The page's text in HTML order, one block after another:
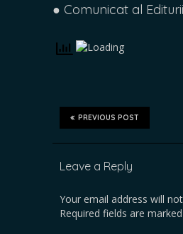
● Comunicat al
PREVIOUS POST
Leave a Reply
Your email address will
Required fields are marked